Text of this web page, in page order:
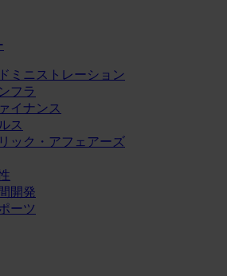
ミニストレーション
フラ
イナンス
ス
ック・アフェアーズ
開発
ーツ